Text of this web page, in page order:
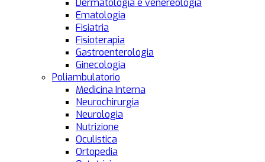
Dermatologia e venereologia
Ematologia
Fisiatria
Fisioterapia
Gastroenterologia
Ginecologia
Poliambulatorio
Medicina Interna
Neurochirurgia
Neurologia
Nutrizione
Oculistica
Ortopedia